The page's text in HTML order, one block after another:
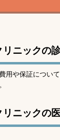
ニックの
用や保証につい
リニックの